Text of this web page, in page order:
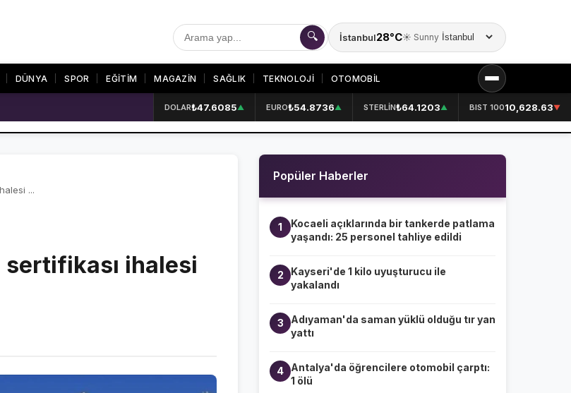
🔍 İstanbul28°C☀️ Sunny
Şehir seçin
DÜNYA SPOR EĞİTİM MAGAZİN SAĞLIK TEKNOLOJİ OTOMOBİL
SON DAKİKA
VİDEO GALERİ
GALERİLER KURUMSAL
DOLAR₺47.6085▲ EURO₺54.8736▲ STERLİN₺64.1203▲ BIST 10010,628.63▼
...
ihalesi
Popüler Haberler
1
Kocaeli açıklarında bir tankerde patlama
yaşandı: 25 personel tahliye edildi
2
Kayseri'de 1 kilo uyuşturucu ile
yakalandı
3
Adıyaman'da saman yüklü olduğu tır yan
yattı
4
Antalya'da öğrencilere otomobil çarptı:
1 ölü